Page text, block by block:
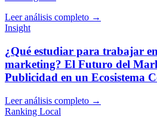
Leer análisis completo →
Insight
¿Qué estudiar para trabajar
marketing? El Futuro del
Publicidad en un Ecosistema
Leer análisis completo →
Ranking Local